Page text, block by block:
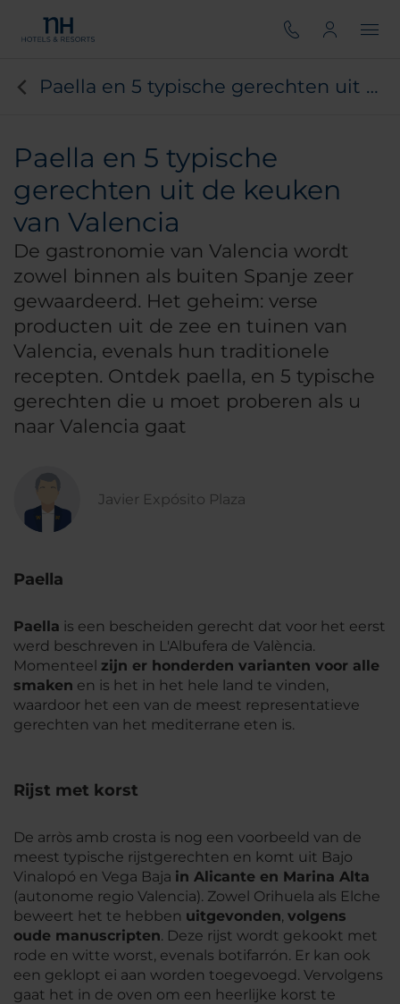
Paella en 5 typische gerechten uit de Valenciaanse keuken
Paella en 5 typische
gerechten uit de keuken
van Valencia
De gastronomie van Valencia wordt
zowel binnen als buiten Spanje zeer
gewaardeerd. Het geheim: verse
producten uit de zee en tuinen van
Valencia, evenals hun traditionele
recepten. Ontdek paella, en 5 typische
gerechten die u moet proberen als u
naar Valencia gaat
Javier Expósito Plaza
Paella
Paella is een bescheiden gerecht dat voor het eerst
werd beschreven in L'Albufera de València.
Momenteel zijn er honderden varianten voor alle
smaken en is het in het hele land te vinden,
waardoor het een van de meest representatieve
gerechten van het mediterrane eten is.
Rijst met korst
De arròs amb crosta is nog een voorbeeld van de
meest typische rijstgerechten en komt uit Bajo
Vinalopó en Vega Baja in Alicante en Marina Alta
(autonome regio Valencia). Zowel Orihuela als Elche
beweert het te hebben uitgevonden, volgens
oude manuscripten. Deze rijst wordt gekookt met
rode en witte worst, evenals botifarrón. Er kan ook
een geklopt ei aan worden toegevoegd. Vervolgens
gaat het in de oven om een heerlijke korst te